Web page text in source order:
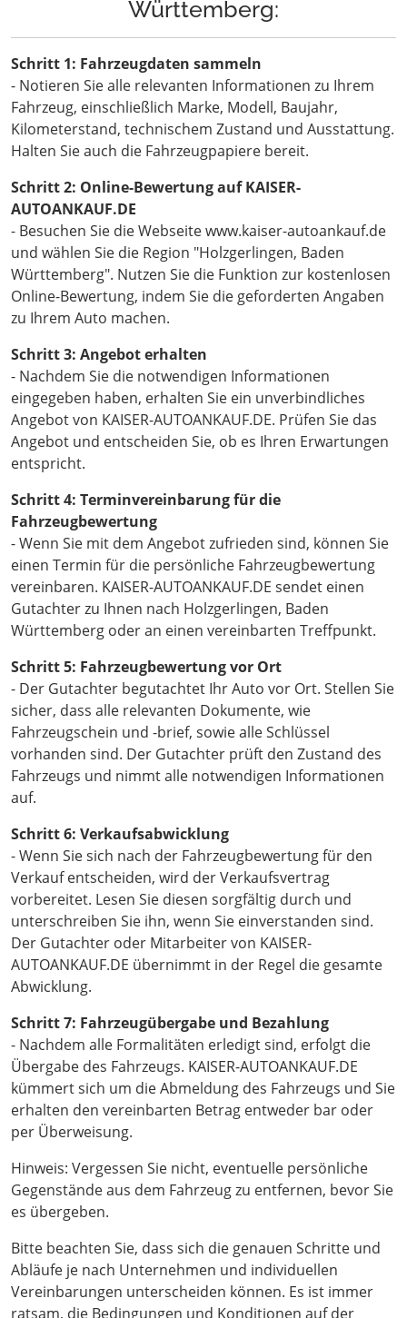
Württemberg:
Schritt 1: Fahrzeugdaten sammeln
- Notieren Sie alle relevanten Informationen zu Ihrem
Fahrzeug, einschließlich Marke, Modell, Baujahr,
Kilometerstand, technischem Zustand und Ausstattung.
Halten Sie auch die Fahrzeugpapiere bereit.
Schritt 2: Online-Bewertung auf KAISER-
AUTOANKAUF.DE
- Besuchen Sie die Webseite www.kaiser-autoankauf.de
und wählen Sie die Region "Holzgerlingen, Baden
Württemberg". Nutzen Sie die Funktion zur kostenlosen
Online-Bewertung, indem Sie die geforderten Angaben
zu Ihrem Auto machen.
Schritt 3: Angebot erhalten
- Nachdem Sie die notwendigen Informationen
eingegeben haben, erhalten Sie ein unverbindliches
Angebot von KAISER-AUTOANKAUF.DE. Prüfen Sie das
Angebot und entscheiden Sie, ob es Ihren Erwartungen
entspricht.
Schritt 4: Terminvereinbarung für die
Fahrzeugbewertung
- Wenn Sie mit dem Angebot zufrieden sind, können Sie
einen Termin für die persönliche Fahrzeugbewertung
vereinbaren. KAISER-AUTOANKAUF.DE sendet einen
Gutachter zu Ihnen nach Holzgerlingen, Baden
Württemberg oder an einen vereinbarten Treffpunkt.
Schritt 5: Fahrzeugbewertung vor Ort
- Der Gutachter begutachtet Ihr Auto vor Ort. Stellen Sie
sicher, dass alle relevanten Dokumente, wie
Fahrzeugschein und -brief, sowie alle Schlüssel
vorhanden sind. Der Gutachter prüft den Zustand des
Fahrzeugs und nimmt alle notwendigen Informationen
auf.
Schritt 6: Verkaufsabwicklung
- Wenn Sie sich nach der Fahrzeugbewertung für den
Verkauf entscheiden, wird der Verkaufsvertrag
vorbereitet. Lesen Sie diesen sorgfältig durch und
unterschreiben Sie ihn, wenn Sie einverstanden sind.
Der Gutachter oder Mitarbeiter von KAISER-
AUTOANKAUF.DE übernimmt in der Regel die gesamte
Abwicklung.
Schritt 7: Fahrzeugübergabe und Bezahlung
- Nachdem alle Formalitäten erledigt sind, erfolgt die
Übergabe des Fahrzeugs. KAISER-AUTOANKAUF.DE
kümmert sich um die Abmeldung des Fahrzeugs und Sie
erhalten den vereinbarten Betrag entweder bar oder
per Überweisung.
Hinweis: Vergessen Sie nicht, eventuelle persönliche
Gegenstände aus dem Fahrzeug zu entfernen, bevor Sie
es übergeben.
Bitte beachten Sie, dass sich die genauen Schritte und
Abläufe je nach Unternehmen und individuellen
Vereinbarungen unterscheiden können. Es ist immer
ratsam, die Bedingungen und Konditionen auf der